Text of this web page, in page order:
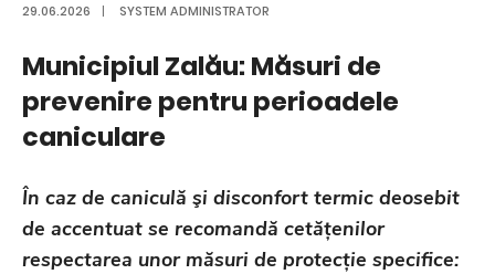
29.06.2026 | SYSTEM ADMINISTRATOR
Municipiul Zalău: Măsuri de
prevenire pentru perioadele
caniculare
În caz de caniculă şi disconfort termic deosebit
de accentuat se recomandă cetățenilor
respectarea unor măsuri de protecție specifice: